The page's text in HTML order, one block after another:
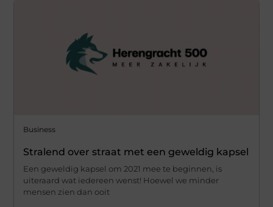
Business
Stralend over straat met een geweldig kapsel
Een geweldig kapsel om 2021 mee te beginnen, is
uiteraard wat iedereen wenst! Hoewel we minder
mensen zien dan ooit